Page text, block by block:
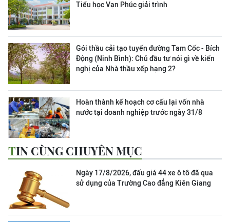
Tiểu học Vạn Phúc giải trình
Gói thầu cải tạo tuyến đường Tam Cốc - Bích
Động (Ninh Bình): Chủ đầu tư nói gì về kiến
nghị của Nhà thầu xếp hạng 2?
Hoàn thành kế hoạch cơ cấu lại vốn nhà
nước tại doanh nghiệp trước ngày 31/8
TIN CÙNG CHUYÊN MỤC
Ngày 17/8/2026, đấu giá 44 xe ô tô đã qua
sử dụng của Trường Cao đẳng Kiên Giang